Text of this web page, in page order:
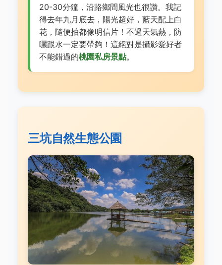
20-30分鐘，沿路鄉間風光也很讚。我記
得去年九月底去，陽光超好，藍天配上白
花，隨便拍都像明信片！不過天氣熱，防
曬跟水一定要帶夠！這絕對是攝影愛好者
不能錯過的桃園私房景點。
三坑自然生態公園